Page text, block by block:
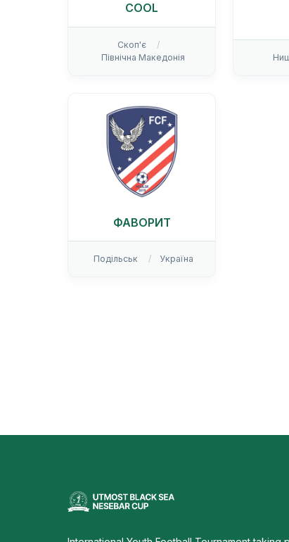
COOL
Скоп'є
Північна Македонія
ФАВОРИТ
Подільськ Україна